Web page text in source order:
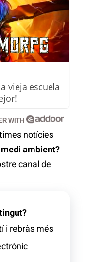
vieja escuela
WITH
notícies
ambient?
canal de
i rebràs més